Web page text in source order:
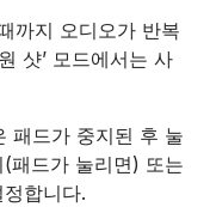
까지 오디오가 반복
샷’ 모드에서는 사
패드가 중지된 후 눌
패드가 눌리면) 또는
합니다.